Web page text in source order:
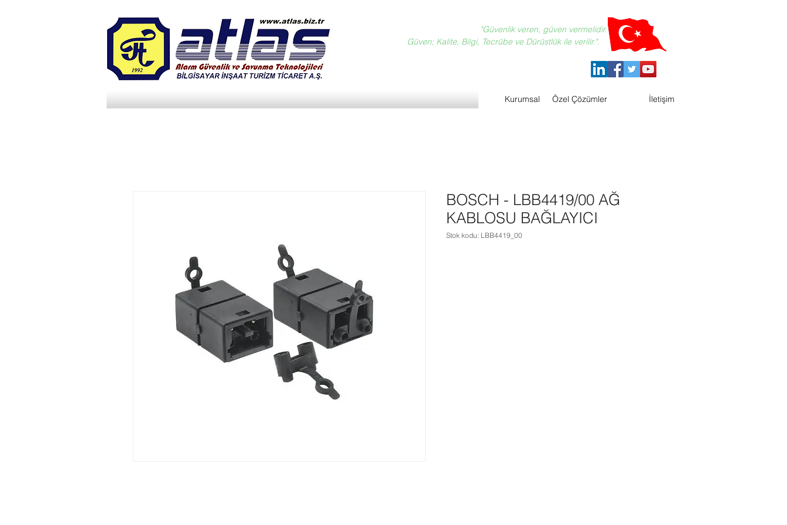
"Güvenlik veren, güven vermelidir.
Güven; Kalite, Bilgi, Tecrübe ve Dürüstlük ile verilir.".
Kurumsal Özel Çözümler İletişim
BOSCH - LBB4419/00 AĞ
KABLOSU BAĞLAYICI
Stok kodu: LBB4419_00